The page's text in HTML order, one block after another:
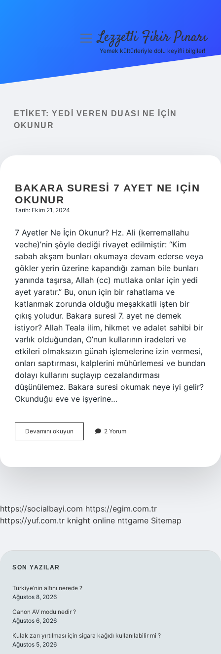
Yasal Uyarı
menüyüLezzetli Fikir Pınarı
Yemek kültürleriyle dolu keyifli bilgiler!
ETIKET: YEDI VEREN DUASI NE IÇIN
OKUNUR
BAKARA SURESI 7 AYET NE IÇIN
OKUNUR
Tarih: Ekim 21, 2024
7 Ayetler Ne İçin Okunur? Hz. Ali (kerremallahu
veche)’nin şöyle dediği rivayet edilmiştir: “Kim
sabah akşam bunları okumaya devam ederse veya
gökler yerin üzerine kapandığı zaman bile bunları
yanında taşırsa, Allah (cc) mutlaka onlar için yedi
ayet yaratır.” Bu, onun için bir rahatlama ve
katlanmak zorunda olduğu meşakkatli işten bir
çıkış yoludur. Bakara suresi 7. ayet ne demek
istiyor? Allah Teala ilim, hikmet ve adalet sahibi bir
varlık olduğundan, O’nun kullarının iradeleri ve
etkileri olmaksızın günah işlemelerine izin vermesi,
onları saptırması, kalplerini mühürlemesi ve bundan
dolayı kullarını suçlayıp cezalandırması
düşünülemez. Bakara suresi okumak neye iyi gelir?
Okunduğu eve ve işyerine…
Devamını okuyun
Suresi
Ne
2 Yorum
https://socialbayi.com https://egim.com.tr
https://yuf.com.tr knight online nttgame Sitemap
SIDEBAR
SON YAZILAR
Türkiye’nin altını nerede ?
Ağustos 8, 2026
Canon AV modu nedir ?
Ağustos 6, 2026
Kulak zarı yırtılması için sigara kağıdı kullanılabilir mi ?
Ağustos 5, 2026